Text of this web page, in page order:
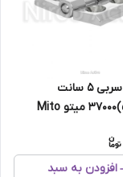
لولا تخت سربی ۵ سانت
افزودن به سبد